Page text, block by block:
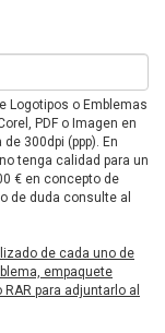
Logotipos o Emblemas
PDF o Imagen en
300dpi (ppp). En
tenga calidad para un
€ en concepto de
de duda consulte al
de cada uno de
empaquete
para adjuntarlo al